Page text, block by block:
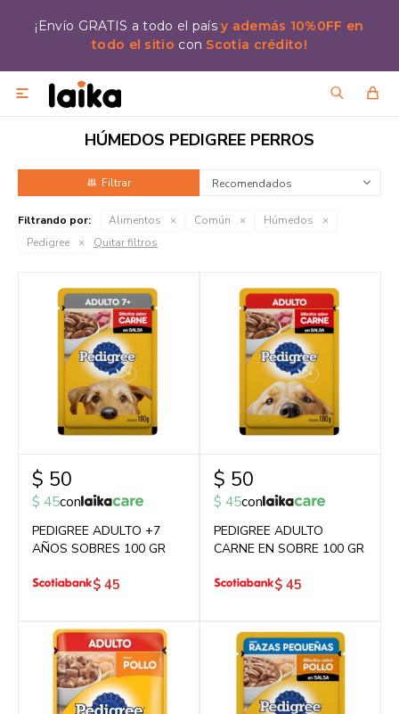
¡Envío GRATIS a todo el paísy además 10%0FF en
todo el sitio con Scotia crédito!

HÚMEDOS PEDIGREE PERROS
Recomendados
Filtrando por: Alimentos Común
Húmedos
Pedigree
Quitar filtros
$ 50
$ 45con
PEDIGREE ADULTO +7
AÑOS SOBRES 100 GR
$ 45
$ 50
$ 45con
PEDIGREE ADULTO
CARNE EN SOBRE 100 GR
$ 45